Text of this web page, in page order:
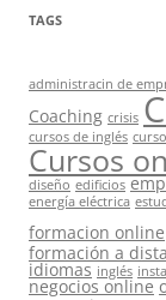
TAGS
administracin de
Coaching crisis
cursos de inglés
Cursos
diseño edificios
energía eléctrica
formacion online
formación a
idiomas inglés
negocios online